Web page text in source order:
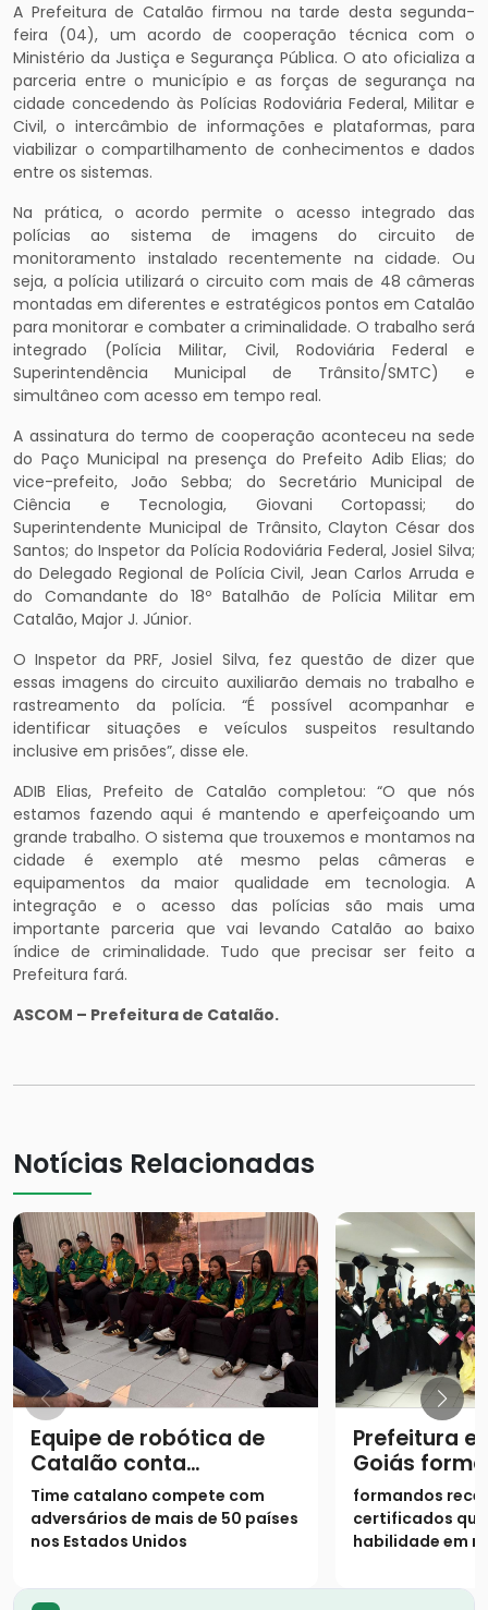
A Prefeitura de Catalão firmou na tarde desta segunda-
feira (04), um acordo de cooperação técnica com o
Ministério da Justiça e Segurança Pública. O ato oficializa a
parceria entre o município e as forças de segurança na
cidade concedendo às Polícias Rodoviária Federal, Militar e
Civil, o intercâmbio de informações e plataformas, para
viabilizar o compartilhamento de conhecimentos e dados
entre os sistemas.
Na prática, o acordo permite o acesso integrado das
polícias ao sistema de imagens do circuito de
monitoramento instalado recentemente na cidade. Ou
seja, a polícia utilizará o circuito com mais de 48 câmeras
montadas em diferentes e estratégicos pontos em Catalão
para monitorar e combater a criminalidade. O trabalho será
integrado (Polícia Militar, Civil, Rodoviária Federal e
Superintendência Municipal de Trânsito/SMTC) e
simultâneo com acesso em tempo real.
A assinatura do termo de cooperação aconteceu na sede
do Paço Municipal na presença do Prefeito Adib Elias; do
vice-prefeito, João Sebba; do Secretário Municipal de
Ciência e Tecnologia, Giovani Cortopassi; do
Superintendente Municipal de Trânsito, Clayton César dos
Santos; do Inspetor da Polícia Rodoviária Federal, Josiel Silva;
do Delegado Regional de Polícia Civil, Jean Carlos Arruda e
do Comandante do 18º Batalhão de Polícia Militar em
Catalão, Major J. Júnior.
O Inspetor da PRF, Josiel Silva, fez questão de dizer que
essas imagens do circuito auxiliarão demais no trabalho e
rastreamento da polícia. “É possível acompanhar e
identificar situações e veículos suspeitos resultando
inclusive em prisões”, disse ele.
ADIB Elias, Prefeito de Catalão completou: “O que nós
estamos fazendo aqui é mantendo e aperfeiçoando um
grande trabalho. O sistema que trouxemos e montamos na
cidade é exemplo até mesmo pelas câmeras e
equipamentos da maior qualidade em tecnologia. A
integração e o acesso das polícias são mais uma
importante parceria que vai levando Catalão ao baixo
índice de criminalidade. Tudo que precisar ser feito a
Prefeitura fará.
ASCOM – Prefeitura de Catalão.
Notícias Relacionadas
Equipe de robótica de
Catalão conta
experiência de Mundial
Time catalano compete com
adversários de mais de 50 países
nos Estados Unidos
Prefeitura e
Goiás
do Curso
formandos
certificados
habilidade em
WhatsApp,